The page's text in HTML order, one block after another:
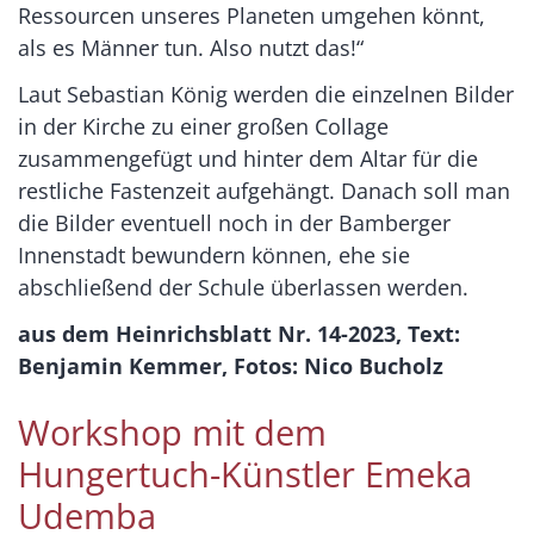
Ressourcen unseres Planeten umgehen könnt,
als es Männer tun. Also nutzt das!“
Laut Sebastian König werden die einzelnen Bilder
in der Kirche zu einer großen Collage
zusammengefügt und hinter dem Altar für die
restliche Fastenzeit aufgehängt. Danach soll man
die Bilder eventuell noch in der Bamberger
Innenstadt bewundern können, ehe sie
abschließend der Schule überlassen werden.
aus dem Heinrichsblatt Nr. 14-2023, Text:
Benjamin Kemmer, Fotos: Nico Bucholz
Workshop mit dem
Hungertuch-Künstler Emeka
Udemba